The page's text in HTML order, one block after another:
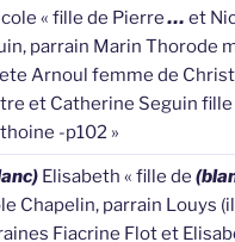
« fille de Pierre… et
parrain Marin Thorode
Arnoul femme de
et Catherine Seguin fille
-p102 »
Elisabeth « fille de
Chapelin, parrain Louys
Fiacrine Flot et